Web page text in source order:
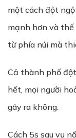
một cách đột
mạnh hơn và thế
từ phía núi mà
Cả thành phố
hết, mọi người
gây ra không.
Cách 5s sau vụ